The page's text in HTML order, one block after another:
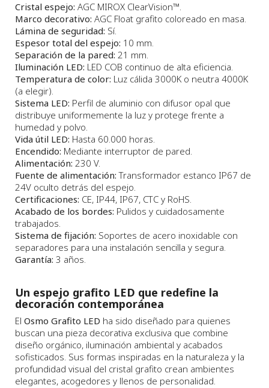
Cristal espejo: AGC MIROX ClearVision™.
Marco decorativo: AGC Float grafito coloreado en masa.
Lámina de seguridad: Sí.
Espesor total del espejo: 10 mm.
Separación de la pared: 21 mm.
Iluminación LED: LED COB continuo de alta eficiencia.
Temperatura de color: Luz cálida 3000K o neutra 4000K
(a elegir).
Sistema LED: Perfil de aluminio con difusor opal que
distribuye uniformemente la luz y protege frente a
humedad y polvo.
Vida útil LED: Hasta 60.000 horas.
Encendido: Mediante interruptor de pared.
Alimentación: 230 V.
Fuente de alimentación: Transformador estanco IP67 de
24V oculto detrás del espejo.
Certificaciones: CE, IP44, IP67, CTC y RoHS.
Acabado de los bordes: Pulidos y cuidadosamente
trabajados.
Sistema de fijación: Soportes de acero inoxidable con
separadores para una instalación sencilla y segura.
Garantía: 3 años.
Un espejo grafito LED que redefine la
decoración contemporánea
El Osmo Grafito LED ha sido diseñado para quienes
buscan una pieza decorativa exclusiva que combine
diseño orgánico, iluminación ambiental y acabados
sofisticados. Sus formas inspiradas en la naturaleza y la
profundidad visual del cristal grafito crean ambientes
elegantes, acogedores y llenos de personalidad.